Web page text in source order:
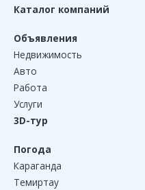
Каталог компаний
Объявления
Недвижимость
Авто
Работа
Услуги
3D-тур
Погода
Караганда
Темиртау